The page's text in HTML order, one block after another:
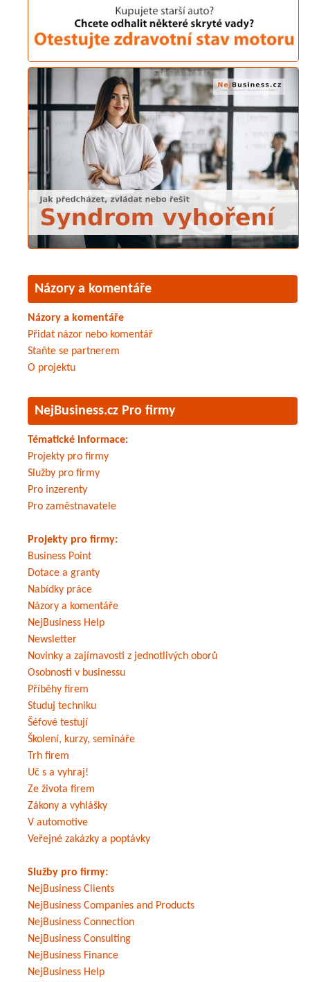
Názory a komentáře
Názory a komentáře
Přidat názor nebo komentář
Staňte se partnerem
O projektu
NejBusiness.cz Pro firmy
Tématické informace:
Projekty pro firmy
Služby pro firmy
Pro inzerenty
Pro zaměstnavatele
Projekty pro firmy:
Business Point
Dotace a granty
Nabídky práce
Názory a komentáře
NejBusiness Help
Newsletter
Novinky a zajímavosti z jednotlivých oborů
Osobnosti v businessu
Příběhy firem
Studuj techniku
Šéfové testují
Školení, kurzy, semináře
Trh firem
Uč s a vyhraj!
Ze života firem
Zákony a vyhlášky
V automotive
Veřejné zakázky a poptávky
Služby pro firmy:
NejBusiness Clients
NejBusiness Companies and Products
NejBusiness Connection
NejBusiness Consulting
NejBusiness Finance
NejBusiness Help